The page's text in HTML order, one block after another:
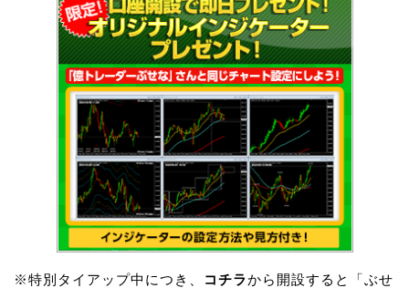
※特別タイアップ中につき、 コチラから開設すると「ぶせ